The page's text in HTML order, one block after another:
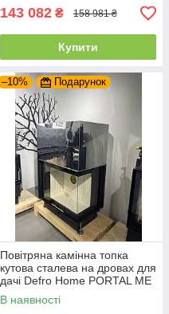
143 082 ₴ 158 981 ₴
Купити
–10% Подарунок
Повітряна камінна топка
кутова сталева на дровах для
дачі Defro Home PORTAL ME
BL/BP G (12 кВт)
В наявності